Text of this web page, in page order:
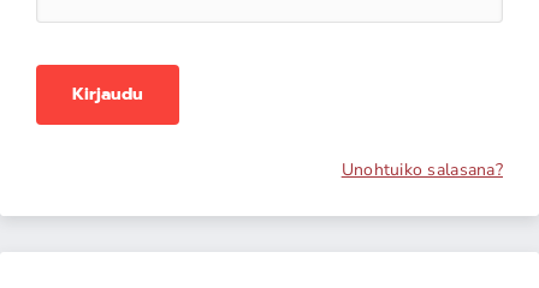
Kirjaudu
Unohtuiko salasana?